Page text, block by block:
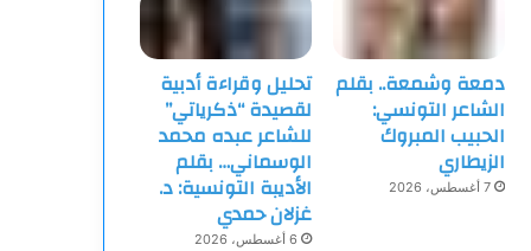
دمعة وشمعة.. بقلم
الشاعر التونسي:
الحبيب المبروك
الزيطاري
7 أغسطس، 2026
تحليل وقراءة أدبية
لقصيدة “ذكرياتي”
للشاعر عبده محمد
الوسماني… بقلم
الأديبة التونسية: د.
غزلان حمدي
6 أغسطس، 2026